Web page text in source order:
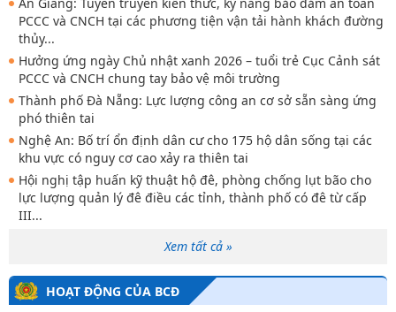
PCCC và CNCH tại các phương tiện vận tải hành khách đường
thủy...
Hưởng ứng ngày Chủ nhật xanh 2026 – tuổi trẻ Cục Cảnh sát
PCCC và CNCH chung tay bảo vệ môi trường
Thành phố Đà Nẵng: Lực lượng công an cơ sở sẵn sàng ứng
phó thiên tai
Nghệ An: Bố trí ổn định dân cư cho 175 hộ dân sống tại các
khu vực có nguy cơ cao xảy ra thiên tai
Hội nghị tập huấn kỹ thuật hộ đê, phòng chống lụt bão cho
lực lượng quản lý đê điều các tỉnh, thành phố có đê từ cấp
III...
Xem tất cả »
HOẠT ĐỘNG CỦA BCĐ